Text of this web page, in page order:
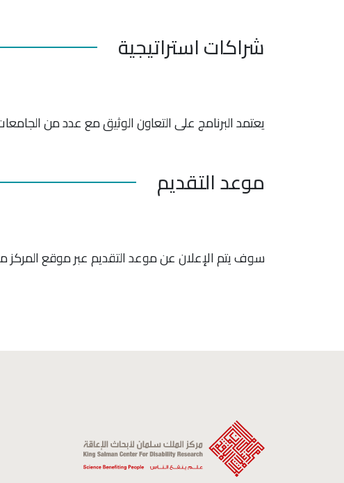
شراكات استراتيجية
يعتمد البرنامج على التعاون الوثيق مع عدد من
موعد التقديم
سوف يتم الإعلان عن موعد التقديم عبر موقع المركز